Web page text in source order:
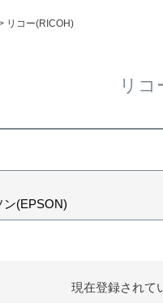
リコー(RICOH)
リコ
ン(EPSON)
現在登録されて